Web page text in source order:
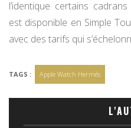
l’identique certains
est disponible en Simple
avec des tarifs qui
TAGS : Apple Watch Hermès